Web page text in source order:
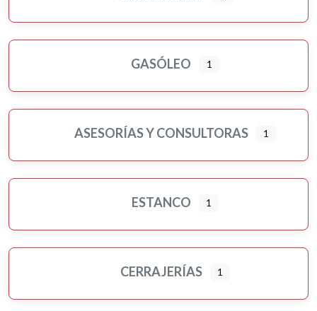
GASÓLEO 1
ASESORÍAS Y CONSULTORAS 1
ESTANCO 1
CERRAJERÍAS 1